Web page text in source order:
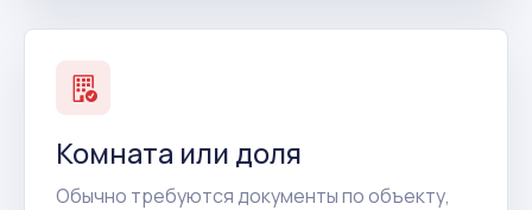
Комната или доля
Обычно требуются документы по объекту,